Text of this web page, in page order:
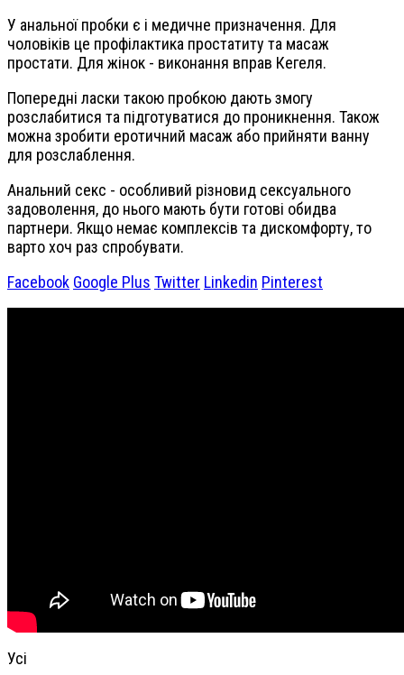
У анальної пробки є і медичне призначення. Для
чоловіків це профілактика простатиту та масаж
простати. Для жінок - виконання вправ Кегеля.
Попередні ласки такою пробкою дають змогу
розслабитися та підготуватися до проникнення. Також
можна зробити еротичний масаж або прийняти ванну
для розслаблення.
Анальний секс - особливий різновид сексуального
задоволення, до нього мають бути готові обидва
партнери. Якщо немає комплексів та дискомфорту, то
варто хоч раз спробувати.
Facebook Google Plus Twitter Linkedin Pinterest
Усі